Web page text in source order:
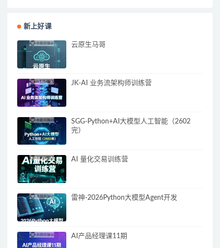
新上好课
云原生马哥
JK-AI 业务流架构师训练营
SGG-Python+AI大模型人工智能（2602
完）
AI 量化交易训练营
雷神-2026Python大模型Agent开发
AI产品经理课11期